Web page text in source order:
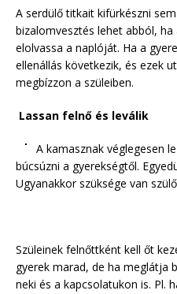
A serdülő titkait kifürkészni
bizalomvesztés lehet abból,
elolvassa a naplóját. Ha a
ellenállás következik, és ezek
megbízzon a szüleiben.
Lassan felnő és leválik
A kamasznak véglegesen
búcsúzni a gyerekségtől.
Ugyanakkor szüksége van
Szüleinek felnőttként kell őt
gyerek marad, de ha meglátja
neki és a kapcsolatukon is. Pl.